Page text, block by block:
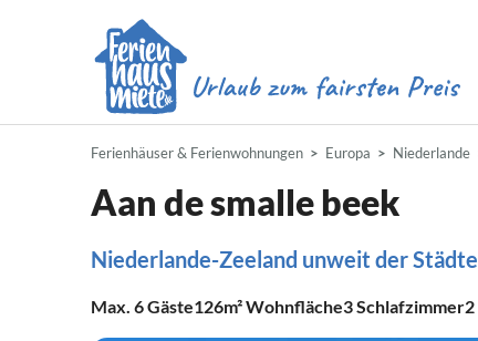
Ferienhäuser & Ferienwohnungen Europa Niederlande
Aan de smalle beek
Niederlande-Zeeland unweit der
Max. 6Gäste126m²Wohnfläche3Schlafzimmer2